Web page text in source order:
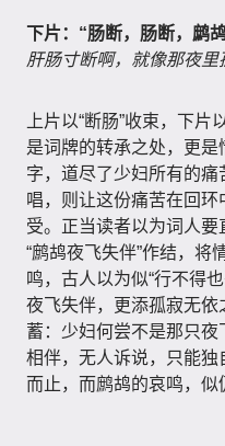
下片：“肠断，肠断，鹧
肝肠寸断啊，就像那夜里
上片以“断肠”收束，下片
是词牌的转承之处，更是
字，道尽了少妇所有的痛
唱，则让这份痛苦在回
受。正当读者以为词人
“鹧鸪夜飞失伴”作结，将
鸣，古人以为似“行不得
夜飞失伴，更添孤寂无
蓄：少妇何尝不是那只
相伴，无人诉说，只能
而止，而鹧鸪的哀鸣，似